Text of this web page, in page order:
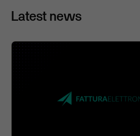
Latest news